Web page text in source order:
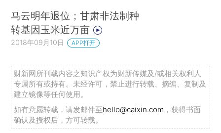
马云明年退位；甘肃非法制种
转基因玉米近万亩
2018年09月10日 APP打开
财新网所刊载内容之知识产权为财新传媒及/或相关权利人
专属所有或持有。未经许可，禁止进行转载、摘编、复制及
建立镜像等任何使用。
如有意愿转载，请发邮件至hello@caixin.com ，获得书面
确认及授权后，方可转载。